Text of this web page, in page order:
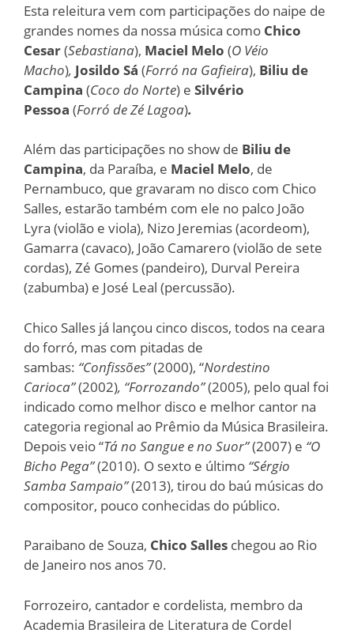
Esta releitura vem com participações do naipe de
grandes nomes da nossa música como Chico
Cesar(Sebastiana), Maciel Melo (O Véio
Macho), Josildo Sá (Forró na Gafieira), Biliu de
Campina (Coco do Norte) e Silvério
Pessoa (Forró de Zé Lagoa).
Além das participações no show de Biliu de
Campina, da Paraíba, e Maciel Melo, de
Pernambuco, que gravaram no disco com Chico
Salles, estarão também com ele no palco João
Lyra (violão e viola), Nizo Jeremias (acordeom),
Gamarra (cavaco), João Camarero (violão de sete
cordas), Zé Gomes (pandeiro), Durval Pereira
(zabumba) e José Leal (percussão).
Chico Salles já lançou cinco discos, todos na ceara
do forró, mas com pitadas de
sambas: “Confissões”(2000), “Nordestino
Carioca”(2002), “Forrozando”(2005), pelo qual foi
indicado como melhor disco e melhor cantor na
categoria regional ao Prêmio da Música Brasileira.
Depois veio “Tá no Sangue e no Suor”(2007) e “O
Bicho Pega”(2010). O sexto e último “Sérgio
Samba Sampaio”(2013), tirou do baú músicas do
compositor, pouco conhecidas do público.
Paraibano de Souza, Chico Salles chegou ao Rio
de Janeiro nos anos 70.
Forrozeiro, cantador e cordelista, membro da
Academia Brasileira de Literatura de Cordel